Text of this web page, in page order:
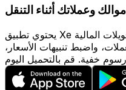
وعملاتك أثناء التنقل
يحتوي تطبيق Xe على كل ما تحتاجه لإجراء التحويلات المالية
واضبط تنبيهات الأسعار،